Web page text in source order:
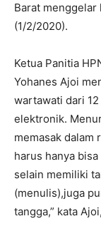
Barat menggelar
(1/2/2020).
Ketua Panitia
Yohanes Ajoi
wartawati dari
elektronik.
memasak dalam
harus hanya
selain memiliki
(menulis),juga
tangga,” kata